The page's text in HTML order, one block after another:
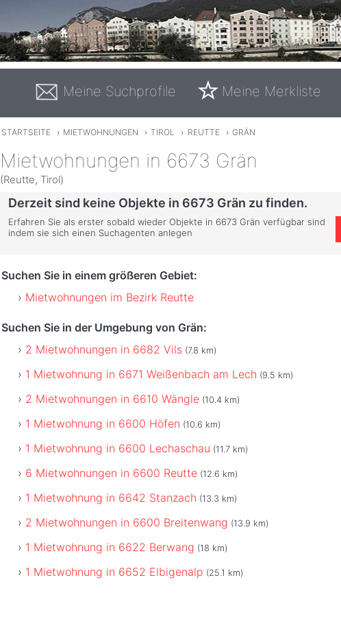
Meine Suchprofile Meine Merkliste
STARTSEITE › MIETWOHNUNGEN › TIROL › REUTTE › GRÄN
Mietwohnungen in 6673 Grän
(Reutte, Tirol)
Derzeit sind keine Objekte in 6673 Grän zu finden.
Erfahren Sie als erster sobald wieder Objekte in 6673 Grän verfügbar sind
indem sie sich einen Suchagenten anlegen
Suchen Sie in einem größeren Gebiet:
Mietwohnungen im Bezirk Reutte
Suchen Sie in der Umgebung von Grän:
2 Mietwohnungen in 6682 Vils (7.8 km)
1 Mietwohnung in 6671 Weißenbach am Lech (9.5 km)
2 Mietwohnungen in 6610 Wängle (10.4 km)
1 Mietwohnung in 6600 Höfen (10.6 km)
1 Mietwohnung in 6600 Lechaschau (11.7 km)
6 Mietwohnungen in 6600 Reutte (12.6 km)
1 Mietwohnung in 6642 Stanzach (13.3 km)
2 Mietwohnungen in 6600 Breitenwang (13.9 km)
1 Mietwohnung in 6622 Berwang (18 km)
1 Mietwohnung in 6652 Elbigenalp (25.1 km)